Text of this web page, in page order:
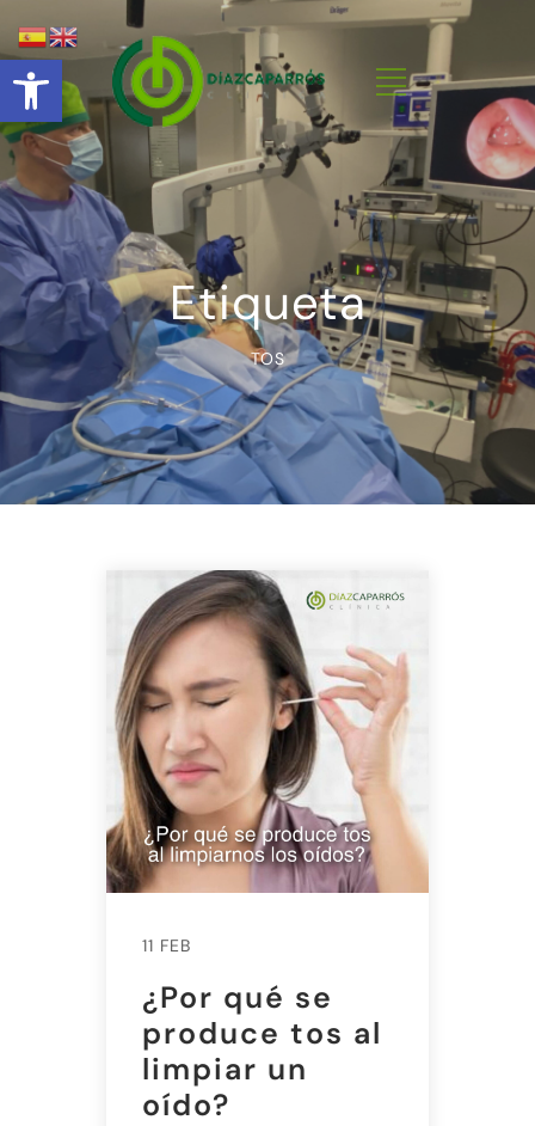
Abrir barra de herramientas
Etiqueta
TOS
11 FEB
¿Por qué se
produce tos al
limpiar un
oído?